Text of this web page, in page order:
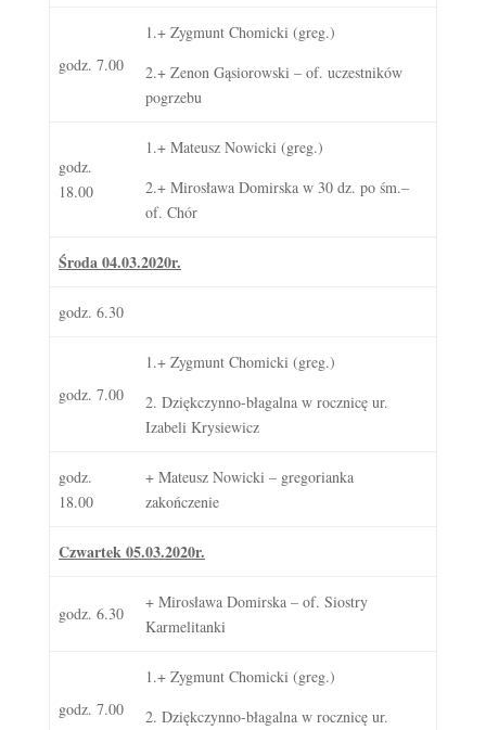
godz. 7.00
1.+ Zygmunt Chomicki (greg.)
2.+ Zenon Gąsiorowski – of. uczestników
pogrzebu
godz.
18.00
1.+ Mateusz Nowicki (greg.)
2.+ Mirosława Domirska w 30 dz. po śm.–
of. Chór
Środa 04.03.2020r.
godz. 6.30
godz. 7.00
1.+ Zygmunt Chomicki (greg.)
2. Dziękczynno-błagalna w rocznicę ur.
Izabeli Krysiewicz
godz.
18.00
+ Mateusz Nowicki – gregorianka
zakończenie
Czwartek 05.03.2020r.
godz. 6.30
+ Mirosława Domirska – of. Siostry
Karmelitanki
godz. 7.00
1.+ Zygmunt Chomicki (greg.)
2. Dziękczynno-błagalna w rocznicę ur.